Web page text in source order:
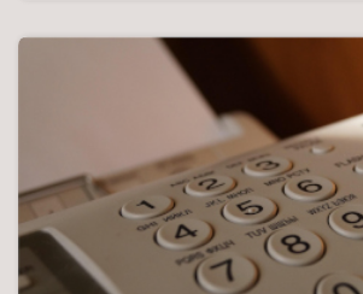
Ferdinand Bachinger